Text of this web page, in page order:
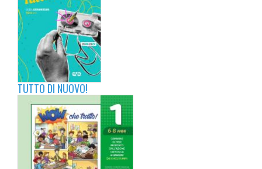
TUTTO DI NUOVO!